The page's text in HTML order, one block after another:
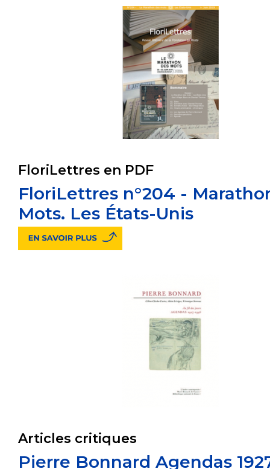
FloriLettres en PDF
FloriLettres n°204 -
Mots. Les États-Unis
Articles critiques
Pierre Bonnard Agendas